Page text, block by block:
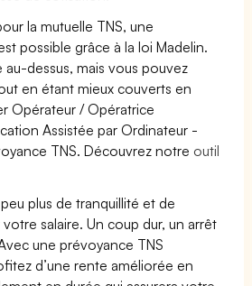
la mutuelle TNS, une
possible grâce à la loi Madelin.
au-dessus, mais vous pouvez
en étant mieux couverts en
Opérateur / Opératrice
Assistée par Ordinateur -
TNS. Découvrez notre outil
plus de tranquillité et de
salaire. Un coup dur, un arrêt
une prévoyance TNS
d’une rente améliorée en